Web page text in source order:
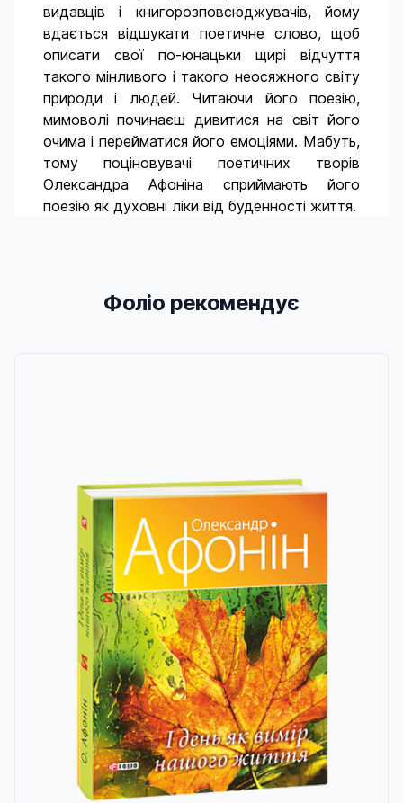
видавців і книгорозповсюджувачів, йому
вдається відшукати поетичне слово, щоб
описати свої по-юнацьки щирі відчуття
такого мінливого і такого неосяжного світу
природи і людей. Читаючи його поезію,
мимоволі починаєш дивитися на світ його
очима і перейматися його емоціями. Мабуть,
тому поціновувачі поетичних творів
Олександра Афоніна сприймають його
поезію як духовні ліки від буденності життя.
Фоліо рекомендує